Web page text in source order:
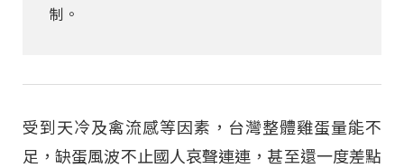
制。
受到天冷及禽流感等因素，台灣整體雞蛋量能不
足，缺蛋風波不止國人哀聲連連，甚至還一度差點